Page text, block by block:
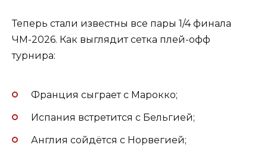
Теперь стали известны все пары 1/4 финала
ЧМ-2026. Как выглядит сетка плей-офф
турнира:
Франция сыграет с Марокко;
Испания встретится с Бельгией;
Англия сойдётся с Норвегией;